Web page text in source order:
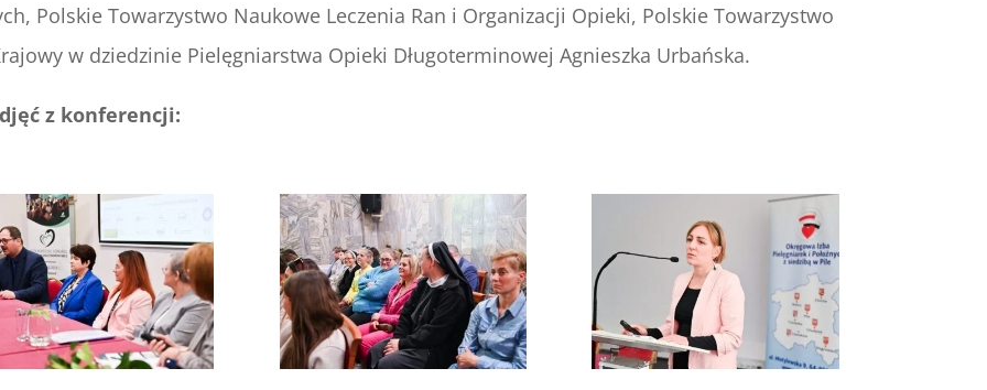
Polskie Towarzystwo Naukowe Leczenia Ran i Organizacji Opieki, Polskie Towarzystwo
w dziedzinie Pielęgniarstwa Opieki Długoterminowej Agnieszka Urbańska.
z konferencji: